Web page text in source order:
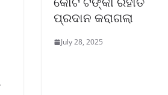
ପ୍ରଦାନ କରାଗଲା
July 28, 2025